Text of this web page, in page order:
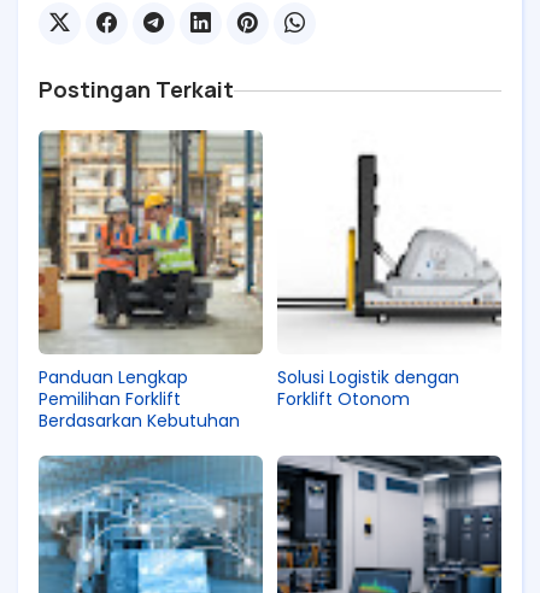
Postingan Terkait
Panduan Lengkap
Pemilihan Forklift
Berdasarkan Kebutuhan
Solusi Logistik dengan
Forklift Otonom